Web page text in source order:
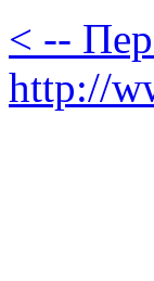
< --
http://